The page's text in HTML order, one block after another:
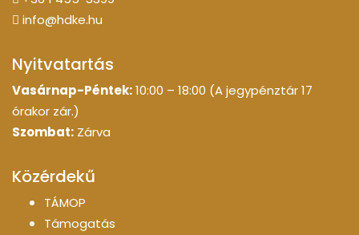
info@hdke.hu
Nyitvatartás
Vasárnap-Péntek:10:00 – 18:00 (A jegypénztár 17
órakor zár.)
Szombat: Zárva
Közérdekű
TÁMOP
Támogatás